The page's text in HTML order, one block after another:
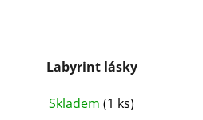
Labyrint lásky
Skladem (1 ks)